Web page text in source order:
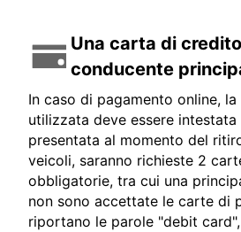
Una carta di
conducente
In caso di pagamento online,
utilizzata deve essere
presentata al momento del
veicoli, saranno richieste 2
obbligatorie, tra cui una
non sono accettate le carte di
riportano le parole "debit